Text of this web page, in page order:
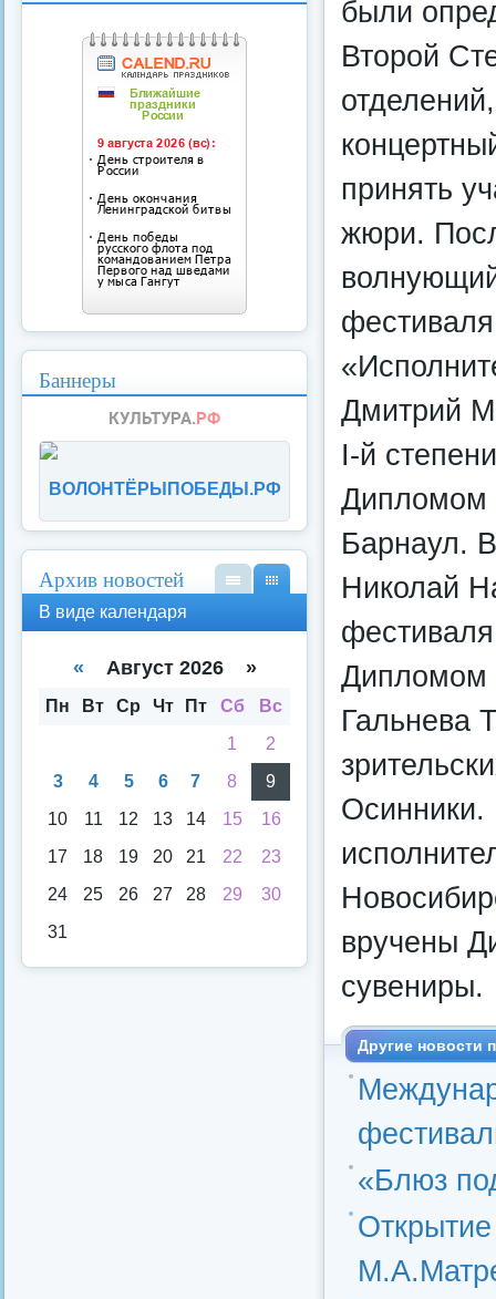
были
Второй
принять
жюри.
Дмитрий
I-й
Дипломом
Барнаул.
Николай
Дипломом
Гальнева
вручены
сувениры.
Другие новости
«Блюз
Баннеры
ВОЛОНТЁРЫПОБЕДЫ.РФ
Архив новостей
кал
аря
спи
В виде календаря
« Август 2026 »
Пн Вт Ср Чт Пт Сб
Вс
1
2
3
4 5 6 7 8
9
10
11 12 13 14 15
16
17
18 19 20 21 22
23
24
25 26 27 28 29
30
31